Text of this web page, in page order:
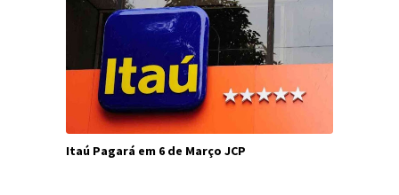
Itaú Pagará em 6 de Março JCP